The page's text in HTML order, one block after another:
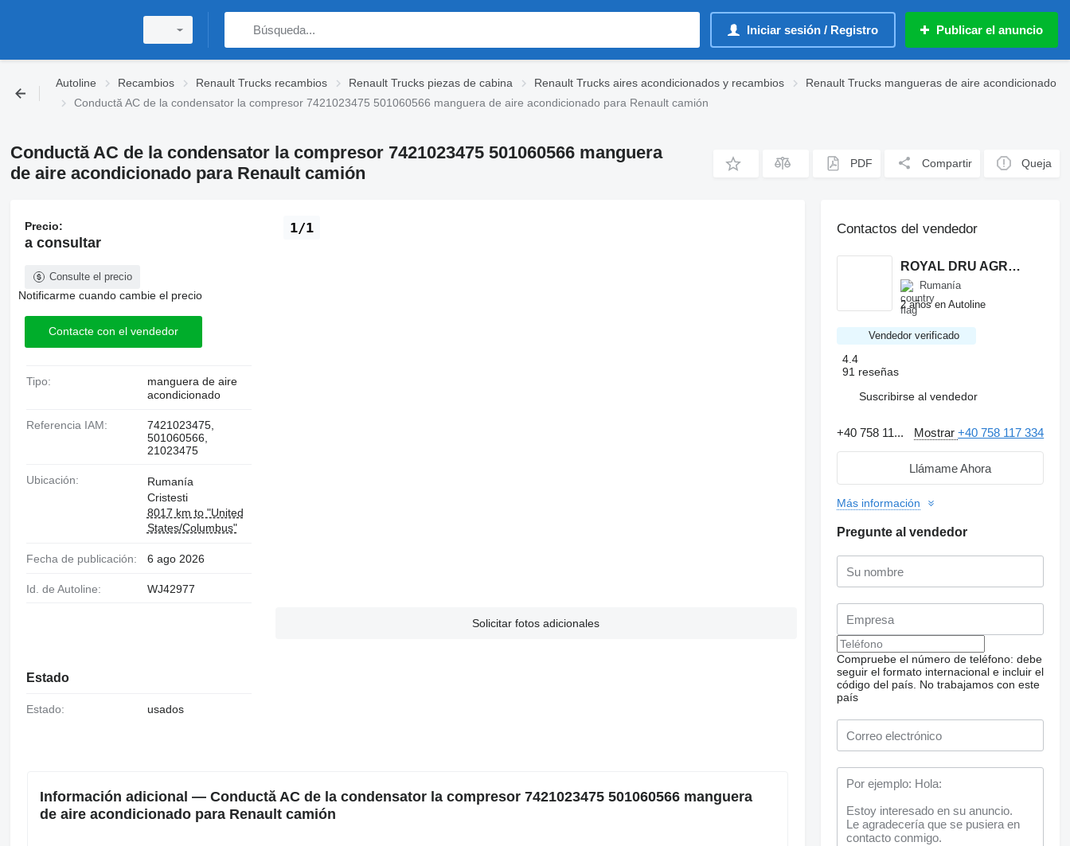
Iniciar sesión / Registro Publicar el anuncio
Autoline Recambios Renault Trucks recambios Renault Trucks piezas de cabina Renault Trucks aires acondicionados y recambios
Renault Trucks mangueras de aire acondicionado
Conductă AC de la condensator la compresor 7421023475 501060566 manguera de aire acondicionado para Renault camión
Conductă AC de la condensator la compresor 7421023475 501060566 manguera
de aire acondicionado para Renault camión
PDF Compartir Queja
1/1
Solicitar fotos adicionales
Precio:
a consultar
Consulte el precio
Notificarme cuando cambie el precio
Contacte con el vendedor
Tipo:
manguera de aire
acondicionado
Referencia IAM:
7421023475,
501060566,
21023475
Ubicación:
Rumanía
Cristesti
8017 km to "United
States/Columbus"
Fecha de publicación: 6 ago 2026
Id. de Autoline: WJ42977
Estado
Estado: usados
Información adicional — Conductă AC de la condensator la compresor 7421023475 501060566 manguera
de aire acondicionado para Renault camión
Contactos del vendedor
ROYAL DRU AGRO S.R.L.
Rumanía
2 años en Autoline
Vendedor verificado
4.4
91 reseñas
Suscribirse al vendedor
+40 758 11... Mostrar+40 758 117 334
Llámame Ahora
Más información
Pregunte al vendedor
Compruebe el número de teléfono: debe
seguir el formato internacional e incluir el
código del país. No trabajamos con este
país